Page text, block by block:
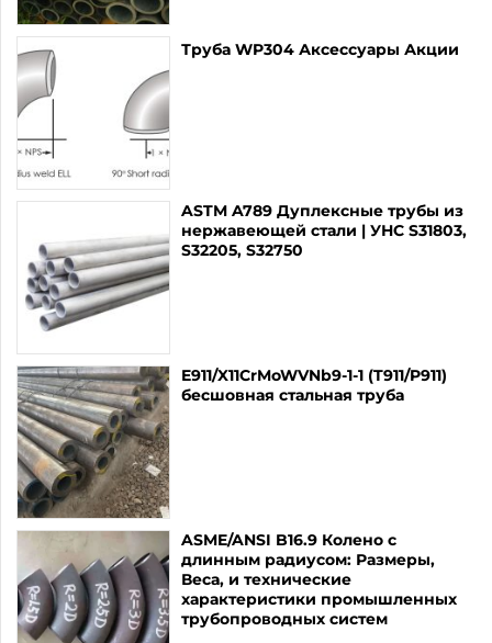
Труба WP304 Аксессуары Акции
ASTM A789 Дуплексные трубы из
нержавеющей стали | УНС S31803,
S32205, S32750
E911/X11CrMoWVNb9-1-1 (T911/P911)
бесшовная стальная труба
ASME/ANSI B16.9 Колено с
длинным радиусом: Размеры,
Веса, и технические
характеристики промышленных
трубопроводных систем